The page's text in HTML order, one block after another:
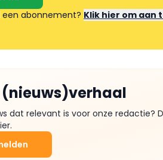
een abonnement? Klik hier om aan
(nieuws)verhaal
dat relevant is voor onze redactie?